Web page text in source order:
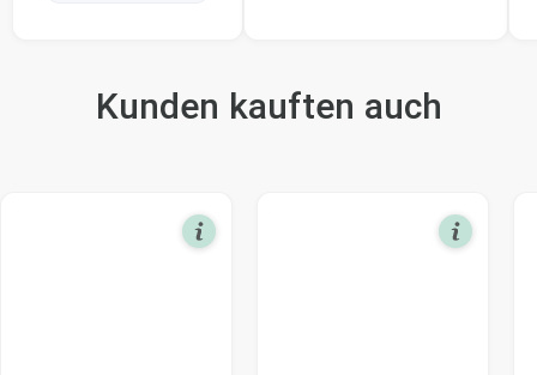
Kunden kauften auch